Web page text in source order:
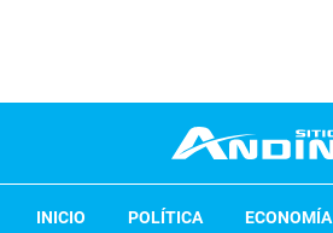
INICIO POLÍTICA ECONOMÍA